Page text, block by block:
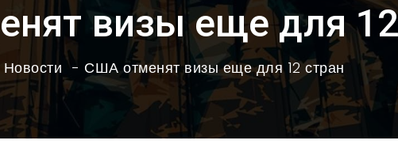
визы еще для
Новости США отменят визы еще для 12 стран